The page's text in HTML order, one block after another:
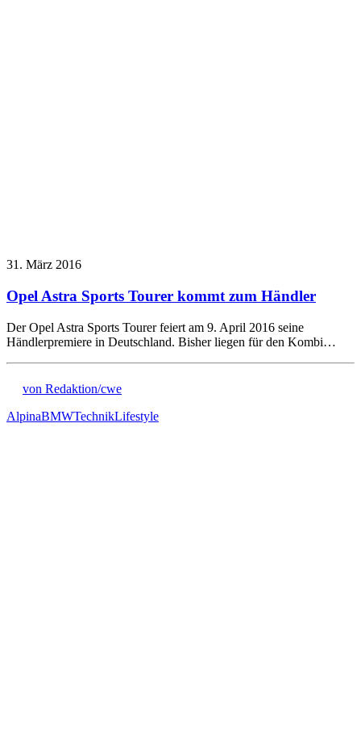
31. März 2016
Opel Astra Sports Tourer kommt zum Händler
Der Opel Astra Sports Tourer feiert am 9. April 2016 seine
Händlerpremiere in Deutschland. Bisher liegen für den Kombi…
von Redaktion/cwe
AlpinaBMWTechnikLifestyle